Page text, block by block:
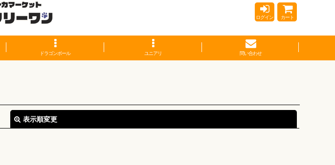
ログイン カート
ドラゴンボール ユニアリ 問い合わせ
表示順変更